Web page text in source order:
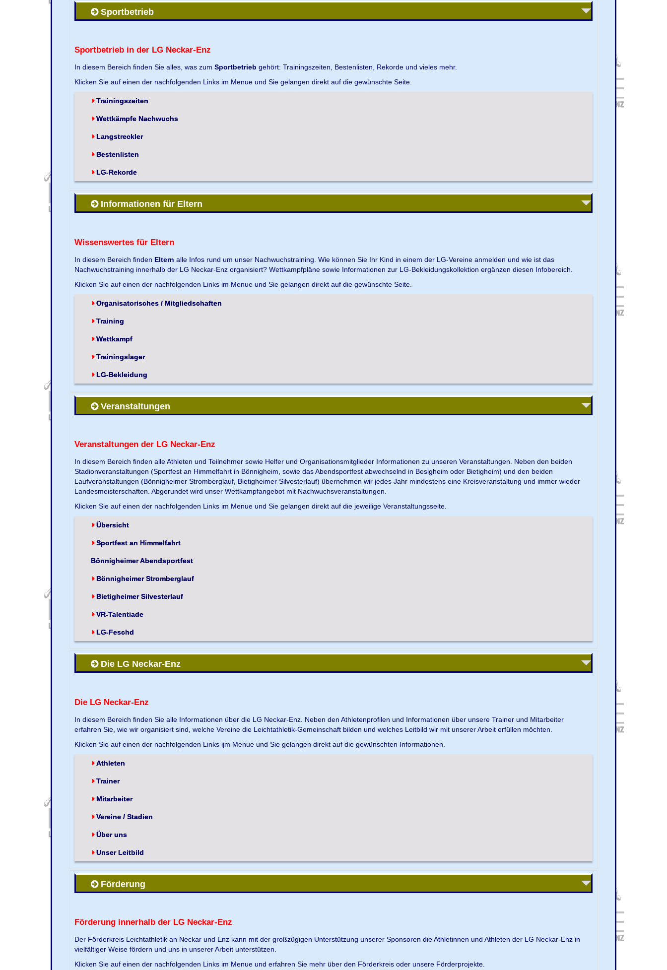
Sportbetrieb
Sportbetrieb in der LG Neckar-Enz
In diesem Bereich finden Sie alles, was zumSportbetrieb gehört: Trainingszeiten, Bestenlisten, Rekorde und vieles mehr.
Klicken Sie auf einen der nachfolgenden Links im Menue und Sie gelangen direkt auf die gewünschte Seite.
Trainingszeiten
Wettkämpfe Nachwuchs
Langstreckler
Bestenlisten
LG-Rekorde
Informationen für Eltern
Wissenswertes für Eltern
In diesem Bereich finden Eltern alle Infos rund um unser Nachwuchstraining. Wie können Sie Ihr Kind in einem der LG-Vereine anmelden und wie ist das
Nachwuchstraining innerhalb der LG Neckar-Enz organisiert? Wettkampfpläne sowie Informationen zur LG-Bekleidungskollektion ergänzen diesen Infobereich.
Klicken Sie auf einen der nachfolgenden Links im Menue und Sie gelangen direkt auf die gewünschte Seite.
Organisatorisches / Mitgliedschaften
Training
Wettkampf
Trainingslager
LG-Bekleidung
Veranstaltungen
Veranstaltungen der LG Neckar-Enz
In diesem Bereich finden alle Athleten und Teilnehmer sowie Helfer und Organisationsmitglieder Informationen zu unseren Veranstaltungen. Neben den beiden
Stadionveranstaltungen (Sportfest an Himmelfahrt in Bönnigheim, sowie das Abendsportfest abwechselnd in Besigheim oder Bietigheim) und den beiden
Laufveranstaltungen (Bönnigheimer Stromberglauf, Bietigheimer Silvesterlauf) übernehmen wir jedes Jahr mindestens eine Kreisveranstaltung und immer wieder
Landesmeisterschaften. Abgerundet wird unser Wettkampfangebot mit Nachwuchsveranstaltungen.
Klicken Sie auf einen der nachfolgenden Links im Menue und Sie gelangen direkt auf die jeweilige Veranstaltungsseite.
Übersicht
Sportfest an Himmelfahrt
Bönnigheimer Abendsportfest
Bönnigheimer Stromberglauf
Bietigheimer Silvesterlauf
VR-Talentiade
LG-Feschd
Die LG Neckar-Enz
Die LG Neckar-Enz
In diesem Bereich finden Sie alle Informationen über die LG Neckar-Enz. Neben den Athletenprofilen und Informationen über unsere Trainer und Mitarbeiter
erfahren Sie, wie wir organisiert sind, welche Vereine die Leichtathletik-Gemeinschaft bilden und welches Leitbild wir mit unserer Arbeit erfüllen möchten.
Klicken Sie auf einen der nachfolgenden Links ijm Menue und Sie gelangen direkt auf die gewünschten Informationen.
Athleten
Trainer
Mitarbeiter
Vereine / Stadien
Über uns
Unser Leitbild
Förderung
Förderung innerhalb der LG Neckar-Enz
Der Förderkreis Leichtathletik an Neckar und Enz kann mit der großzügigen Unterstützung unserer Sponsoren die Athletinnen und Athleten der LG Neckar-Enz in
vielfältiger Weise fördern und uns in unserer Arbeit unterstützen.
Klicken Sie auf einen der nachfolgenden Links im Menue und erfahren Sie mehr über den Förderkreis oder unsere Förderprojekte.